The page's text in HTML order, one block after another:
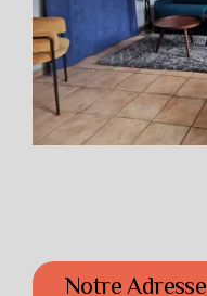
Notre Adresse